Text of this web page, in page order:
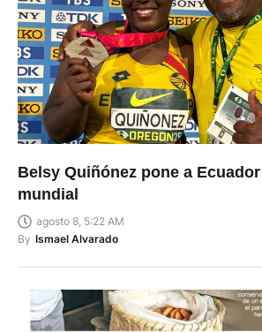
Belsy Quiñónez pone a
mundial
agosto 8, 5:22 AM
By Ismael Alvarado